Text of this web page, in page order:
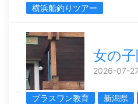
横浜船釣りツアー
女の
2026-07-
プラスワン教育 新潟県